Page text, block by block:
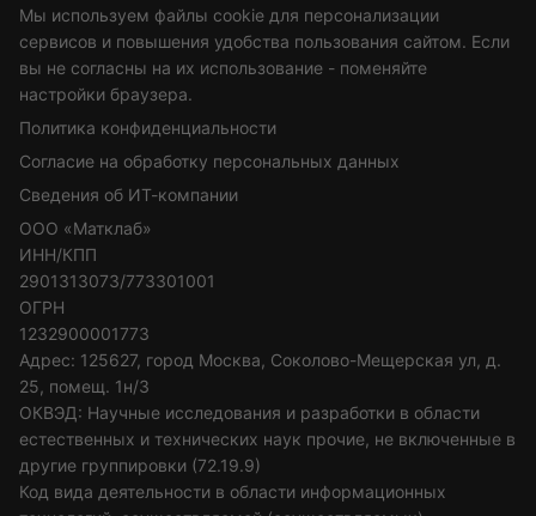
Мы используем файлы cookie для персонализации
сервисов и повышения удобства пользования сайтом. Если
вы не согласны на их использование - поменяйте
настройки браузера.
Политика конфиденциальности
Согласие на обработку персональных данных
Сведения об ИТ-компании
ООО «Матклаб»
ИНН/КПП
2901313073/773301001
ОГРН
1232900001773
Адрес: 125627, город Москва, Соколово-Мещерская ул, д.
25, помещ. 1н/3
ОКВЭД: Научные исследования и разработки в области
естественных и технических наук прочие, не включенные в
другие группировки (72.19.9)
Код вида деятельности в области информационных